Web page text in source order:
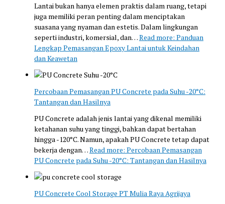
Lantai bukan hanya elemen praktis dalam ruang, tetapi
juga memiliki peran penting dalam menciptakan
suasana yang nyaman dan estetis. Dalam lingkungan
seperti industri, komersial, dan…Read more: Panduan
Lengkap Pemasangan Epoxy Lantai untuk Keindahan
dan Keawetan
Percobaan Pemasangan PU Concrete pada Suhu -20°C:
Tantangan dan Hasilnya
PU Concrete adalah jenis lantai yang dikenal memiliki
ketahanan suhu yang tinggi, bahkan dapat bertahan
hingga -120°C. Namun, apakah PU Concrete tetap dapat
bekerja dengan…Read more: Percobaan Pemasangan
PU Concrete pada Suhu -20°C: Tantangan dan Hasilnya
PU Concrete Cool Storage PT Mulia Raya Agrijaya